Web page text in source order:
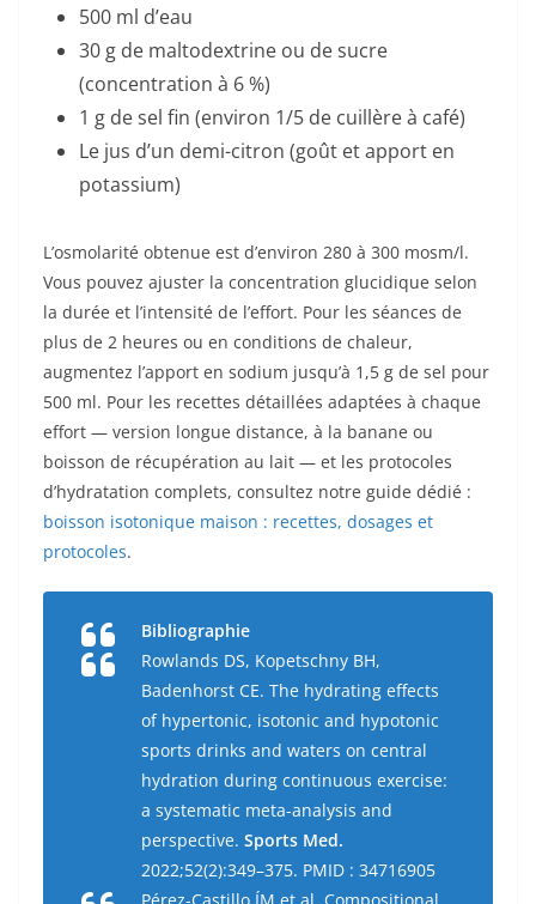
500 ml d’eau
30 g de maltodextrine ou de sucre
(concentration à 6 %)
1 g de sel fin (environ 1/5 de cuillère à café)
Le jus d’un demi-citron (goût et apport en
potassium)
L’osmolarité obtenue est d’environ 280 à 300 mosm/l.
Vous pouvez ajuster la concentration glucidique selon
la durée et l’intensité de l’effort. Pour les séances de
plus de 2 heures ou en conditions de chaleur,
augmentez l’apport en sodium jusqu’à 1,5 g de sel pour
500 ml. Pour les recettes détaillées adaptées à chaque
effort — version longue distance, à la banane ou
boisson de récupération au lait — et les protocoles
d’hydratation complets, consultez notre guide dédié :
boisson isotonique maison : recettes, dosages et
protocoles.
Bibliographie
Rowlands DS, Kopetschny BH,
Badenhorst CE. The hydrating effects
of hypertonic, isotonic and hypotonic
sports drinks and waters on central
hydration during continuous exercise:
a systematic meta-analysis and
perspective. Sports Med.
2022;52(2):349–375. PMID : 34716905
Pérez-Castillo ÍM et al. Compositional